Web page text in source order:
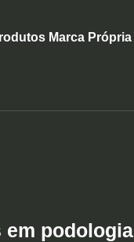
Marca Própria
em podologia